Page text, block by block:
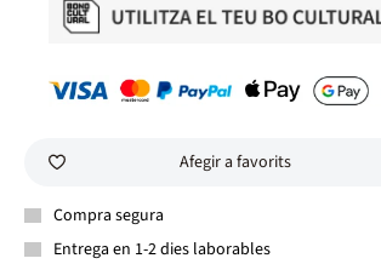
Afegir a favorits
Compra segura
Entrega en 1-2 dies laborables